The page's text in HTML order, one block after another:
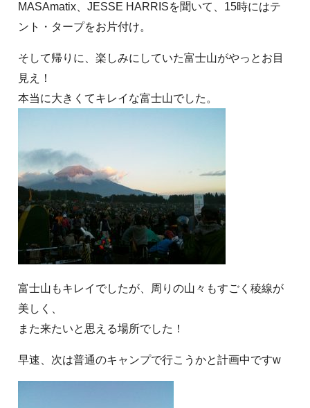
MASAmatix、JESSE HARRISを聞いて、15時にはテ
ント・タープをお片付け。
そして帰りに、楽しみにしていた富士山がやっとお目
見え！
本当に大きくてキレイな富士山でした。
富士山もキレイでしたが、周りの山々もすごく稜線が
美しく、
また来たいと思える場所でした！
早速、次は普通のキャンプで行こうかと計画中ですw